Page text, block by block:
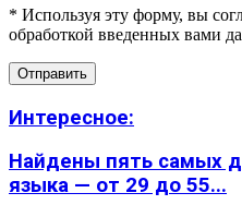
* Используя эту форму, вы
обработкой введенных вами
Интересное:
Найдены пять самых
языка — от 29 до 55...